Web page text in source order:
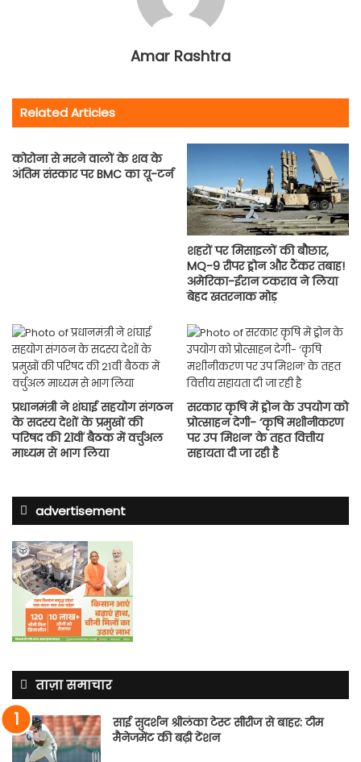
Amar Rashtra
Related Articles
कोरोना से मरने वालों के शव के
अंतिम संस्कार पर BMC का यू-टर्न
शहरों पर मिसाइलों की बौछार,
MQ-9 रीपर ड्रोन और टैंकर तबाह!
अमेरिका-ईरान टकराव ने लिया
बेहद खतरनाक मोड़
प्रधानमंत्री ने शंघाई सहयोग संगठन
के सदस्य देशों के प्रमुखों की
परिषद की 21वीं बैठक में वर्चुअल
माध्यम से भाग लिया
सरकार कृषि में ड्रोन के उपयोग को
प्रोत्साहन देगी- ‘कृषि मशीनीकरण
पर उप मिशन’ के तहत वित्तीय
सहायता दी जा रही है
advertisement
ताज़ा समाचार
साई सुदर्शन श्रीलंका टेस्ट सीरीज से बाहर: टीम
मैनेजमेंट की बढ़ी टेंशन